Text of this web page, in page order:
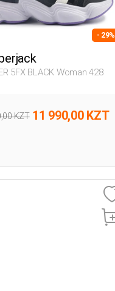
- 29%
5FX BLACK Woman 428
KZT 11 990,00 KZT